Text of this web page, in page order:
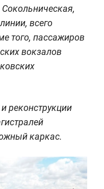
всего
того, пассажиров
вокзалов
реконструкции
каркас.